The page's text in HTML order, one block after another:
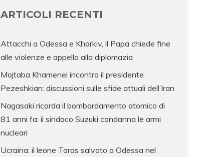
ARTICOLI RECENTI
Attacchi a Odessa e Kharkiv, il Papa chiede fine
alle violenze e appello alla diplomazia
Mojtaba Khamenei incontra il presidente
Pezeshkian: discussioni sulle sfide attuali dell’Iran
Nagasaki ricorda il bombardamento atomico di
81 anni fa: il sindaco Suzuki condanna le armi
nucleari
Ucraina: il leone Taras salvato a Odessa nel